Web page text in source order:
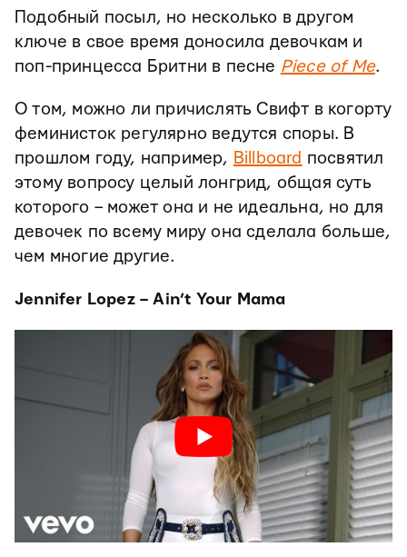
Подобный посыл, но несколько в другом
ключе в свое время доносила девочкам и
поп-принцесса Бритни в песне Piece of Me.
О том, можно ли причислять Свифт в когорту
феминисток регулярно ведутся споры. В
прошлом году, например, Billboard посвятил
этому вопросу целый лонгрид, общая суть
которого – может она и не идеальна, но для
девочек по всему миру она сделала больше,
чем многие другие.
Jennifer Lopez – Ain’t Your Mama